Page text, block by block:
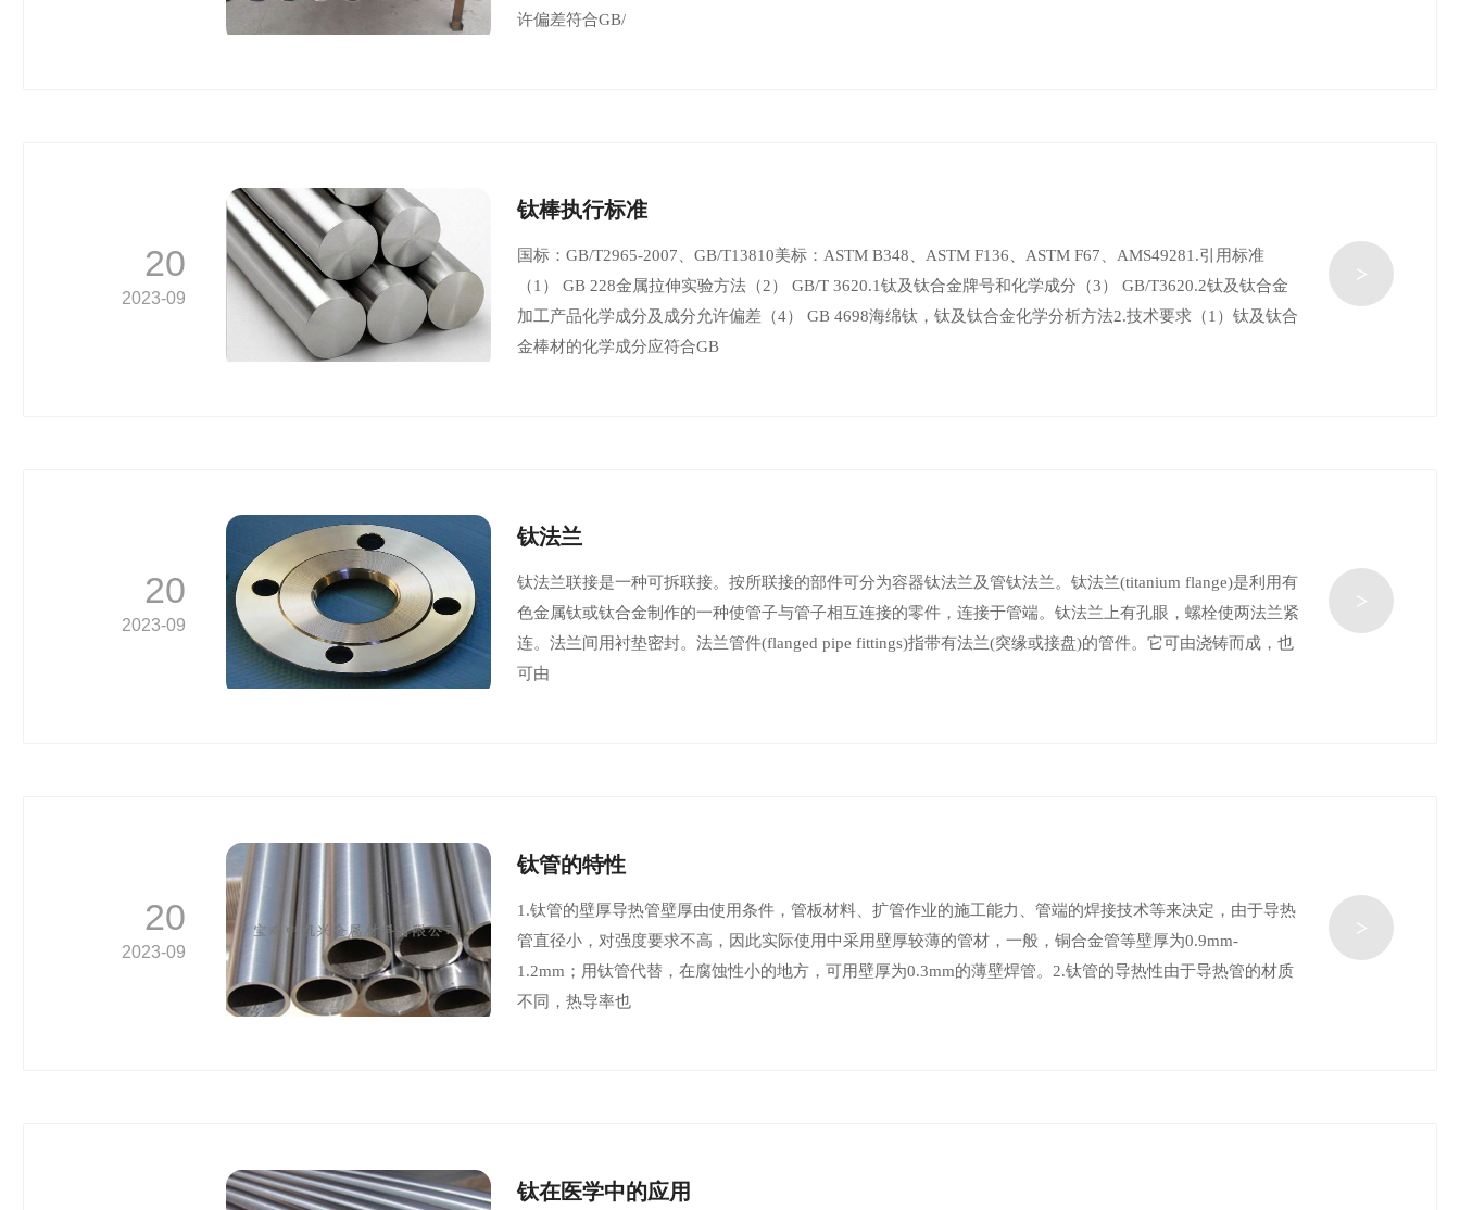
许偏差符合GB/
20
2023-09
钛棒执行标准
国标：GB/T2965-2007、GB/T13810美标：ASTM B348、ASTM F136、ASTM F67、AMS49281.引用标准
（1） GB 228金属拉伸实验方法（2） GB/T 3620.1钛及钛合金牌号和化学成分（3） GB/T3620.2钛及钛合金
加工产品化学成分及成分允许偏差（4） GB 4698海绵钛，钛及钛合金化学分析方法2.技术要求（1）钛及钛合
金棒材的化学成分应符合GB
>
20
2023-09
钛法兰
钛法兰联接是一种可拆联接。按所联接的部件可分为容器钛法兰及管钛法兰。钛法兰(titanium flange)是利用有
色金属钛或钛合金制作的一种使管子与管子相互连接的零件，连接于管端。钛法兰上有孔眼，螺栓使两法兰紧
连。法兰间用衬垫密封。法兰管件(flanged pipe fittings)指带有法兰(突缘或接盘)的管件。它可由浇铸而成，也
可由
>
20
2023-09
钛管的特性
1.钛管的壁厚导热管壁厚由使用条件，管板材料、扩管作业的施工能力、管端的焊接技术等来决定，由于导热
管直径小，对强度要求不高，因此实际使用中采用壁厚较薄的管材，一般，铜合金管等壁厚为0.9mm-
1.2mm；用钛管代替，在腐蚀性小的地方，可用壁厚为0.3mm的薄壁焊管。2.钛管的导热性由于导热管的材质
不同，热导率也
>
钛在医学中的应用